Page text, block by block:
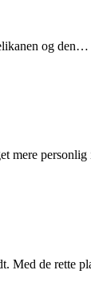
og den…
mere
Med de rette